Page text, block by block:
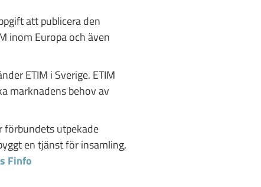
att publicera den
inom Europa och även
ETIM i Sverige. ETIM
marknadens behov av
förbundets utpekade
en tjänst för insamling,
Finfo